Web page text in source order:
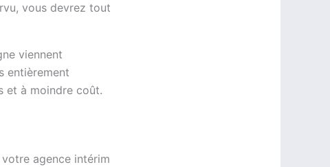
vous devrez tout
viennent
entièrement
et à moindre coût.
agence intérim